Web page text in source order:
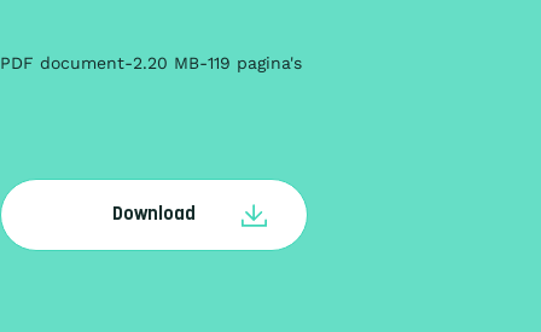
PDF document 2.20 MB 119 pagina's
Download